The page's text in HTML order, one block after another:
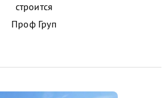
строится
Проф Груп